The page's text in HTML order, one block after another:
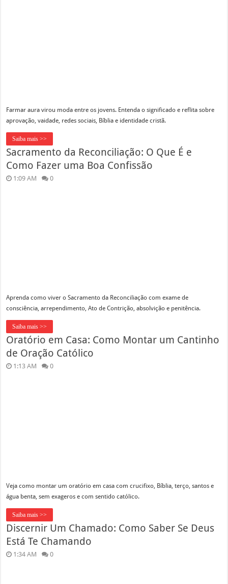
Farmar aura virou moda entre os jovens. Entenda o significado e reflita sobre
aprovação, vaidade, redes sociais, Bíblia e identidade cristã.
Saiba mais >>
Sacramento da Reconciliação: O Que É e
Como Fazer uma Boa Confissão
1:09 AM 0
Aprenda como viver o Sacramento da Reconciliação com exame de
consciência, arrependimento, Ato de Contrição, absolvição e penitência.
Saiba mais >>
Oratório em Casa: Como Montar um Cantinho
de Oração Católico
1:13 AM 0
Veja como montar um oratório em casa com crucifixo, Bíblia, terço, santos e
água benta, sem exageros e com sentido católico.
Saiba mais >>
Discernir Um Chamado: Como Saber Se Deus
Está Te Chamando
1:34 AM 0